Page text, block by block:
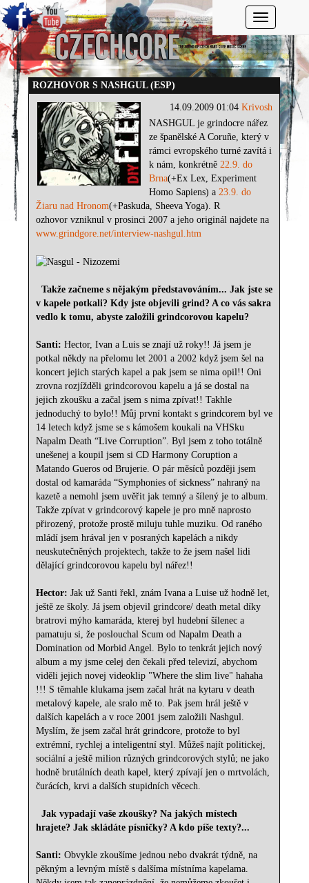
Toggle
ROZHOVOR S NASHGUL (ESP)
14.09.2009 01:04Krivosh
NASHGUL je grindocre nářez
ze španělské A Coruñe, který v
rámci evropského turné zavítá i
k nám, konkrétně22.9. do
Brna(+Ex Lex, Experiment
Homo Sapiens) a23.9. do
Žiaru nad Hronom(+Paskuda, Sheeva Yoga). R
ozhovor vzniknul v prosinci 2007 a jeho originál najdete na
www.grindgore.net/interview-nashgul.htm
Takže začneme s nějakým představováním... Jak jste se
v kapele potkali? Kdy jste objevili grind? A co vás sakra
vedlo k tomu, abyste založili grindcorovou kapelu?
Santi:Hector, Ivan a Luis se znají už roky!! Já jsem je
potkal někdy na přelomu let 2001 a 2002 když jsem šel na
koncert jejich starých kapel a pak jsem se nima opil!! Oni
zrovna rozjížděli grindcorovou kapelu a já se dostal na
jejich zkoušku a začal jsem s nima zpívat!! Takhle
jednoduchý to bylo!! Můj první kontakt s grindcorem byl ve
14 letech když jsme se s kámošem koukali na VHSku
Napalm Death “Live Corruption”. Byl jsem z toho totálně
unešenej a koupil jsem si CD Harmony Coruption a
Matando Gueros od Brujerie. O pár měsíců později jsem
dostal od kamaráda “Symphonies of sickness” nahraný na
kazetě a nemohl jsem uvěřit jak temný a šílený je to album.
Takže zpívat v grindcorový kapele je pro mně naprosto
přirozený, protože prostě miluju tuhle muziku. Od raného
mládí jsem hrával jen v posraných kapelách a nikdy
neuskutečněných projektech, takže to že jsem našel lidi
dělající grindcorovou kapelu byl nářez!!
Hector:Jak už Santi řekl, znám Ivana a Luise už hodně let,
ještě ze školy. Já jsem objevil grindcore/ death metal díky
bratrovi mýho kamaráda, kterej byl hudební šílenec a
pamatuju si, že poslouchal Scum od Napalm Death a
Domination od Morbid Angel. Bylo to tenkrát jejich nový
album a my jsme celej den čekali před televizí, abychom
viděli jejich novej videoklip "Where the slim live" hahaha
!!! S těmahle klukama jsem začal hrát na kytaru v death
metalový kapele, ale sralo mě to. Pak jsem hrál ještě v
dalších kapelách a v roce 2001 jsem založili Nashgul.
Myslím, že jsem začal hrát grindcore, protože to byl
extrémní, rychlej a inteligentní styl. Můžeš najít politickej,
sociální a ještě milion různých grindcorových stylů; ne jako
hodně brutálních death kapel, který zpívají jen o mrtvolách,
čurácích, krvi a dalších stupidních věcech.
Jak vypadají vaše zkoušky? Na jakých místech
hrajete? Jak skládáte písničky? A kdo píše texty?...
Santi:Obvykle zkoušíme jednou nebo dvakrát týdně, na
pěkným a levným místě s dalšíma místníma kapelama.